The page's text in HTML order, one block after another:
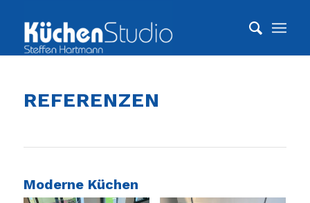
REFERENZEN
Moderne Küchen